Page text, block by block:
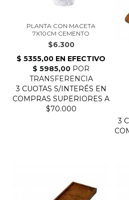
PLANTA CON MACETA
7X10CM CEMENTO
$6.300